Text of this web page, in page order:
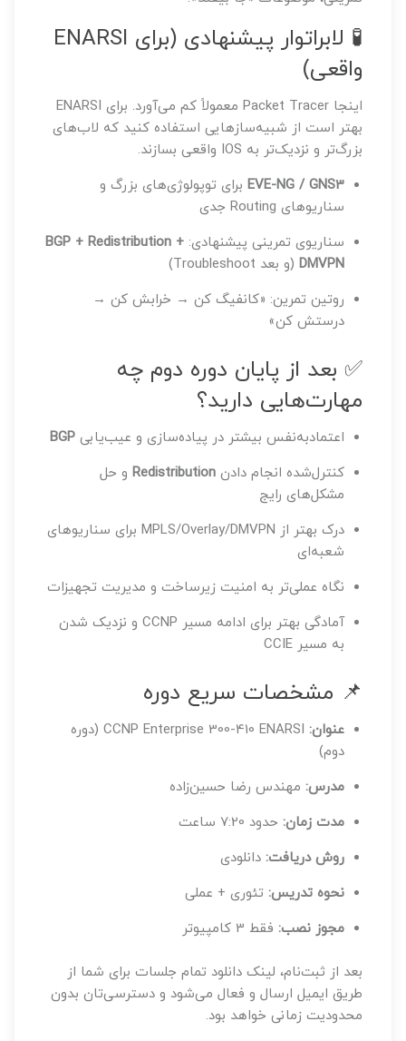
🧪 لابراتوار پیشنهادی (برای ENARSI
واقعی)
اینجا Packet Tracer معمولاً کم می‌آورد. برای ENARSI
بهتر است از شبیه‌سازهایی استفاده کنید که لاب‌های
بزرگ‌تر و نزدیک‌تر به IOS واقعی بسازند.
EVE-NG / GNS3برای توپولوژی‌های بزرگ و
سناریوهای Routing جدی
سناریوی تمرینی پیشنهادی: BGP + Redistribution +
DMVPN(و بعد Troubleshoot)
روتین تمرین: «کانفیگ کن → خرابش کن →
درستش کن»
✅ بعد از پایان دوره دوم چه
مهارت‌هایی دارید؟
اعتمادبه‌نفس بیشتر در پیاده‌سازی و عیب‌یابی BGP
کنترل‌شده انجام دادن Redistributionو حل
مشکل‌های رایج
درک بهتر از MPLS/Overlay/DMVPN برای سناریوهای
شعبه‌ای
نگاه عملی‌تر به امنیت زیرساخت و مدیریت تجهیزات
آمادگی بهتر برای ادامه مسیر CCNP و نزدیک شدن
به مسیر CCIE
📌 مشخصات سریع دوره
عنوان:
CCNP Enterprise 300-410 ENARSI (دوره
دوم)
مدرس: مهندس رضا حسین‌زاده
مدت زمان: حدود 7:20 ساعت
روش دریافت: دانلودی
نحوه تدریس: تئوری + عملی
مجوز نصب: فقط 3 کامپیوتر
بعد از ثبت‌نام، لینک دانلود تمام جلسات برای شما از
طریق ایمیل ارسال و فعال می‌شود و دسترسی‌تان بدون
محدودیت زمانی خواهد بود.